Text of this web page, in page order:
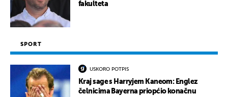
fakulteta
SPORT
USKORO POTPIS
Kraj sage s Harryjem Kaneom: Englez
čelnicima Bayerna priopćio konačnu